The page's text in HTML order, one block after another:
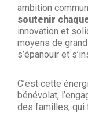
ambition
soutenir
innovation et
moyens de
s’épanouir et
C’est cette
bénévolat,
des familles, qui